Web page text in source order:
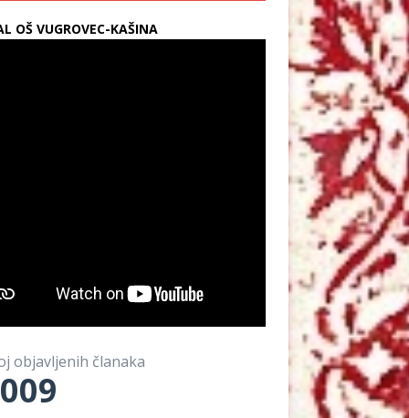
OŠ VUGROVEC-KAŠINA
objavljenih članaka